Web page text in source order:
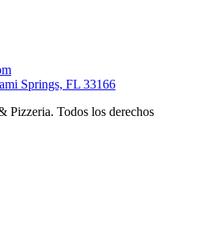
Springs, FL 33166
Pizzeria. Todos los derechos